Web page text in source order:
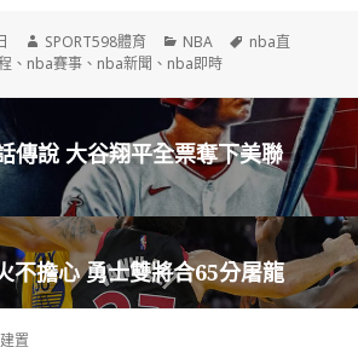
作
者
SPORT598體育
分
類
NBA
標
nba直
、 nba賽事 、 nba新聞 、 nba即時
傳說 大谷翔平全票奪下美聯
不擔心 勇士雙將合65分屠龍
置